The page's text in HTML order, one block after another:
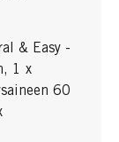
& Easy -
1 x
60